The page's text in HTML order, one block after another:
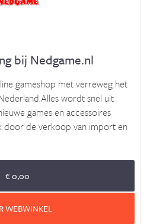
bij Nedgame.nl
gameshop met verreweg het
wordt snel uit
games en accessoires
door de verkoop van import en
€ 0,00
WEBWINKEL